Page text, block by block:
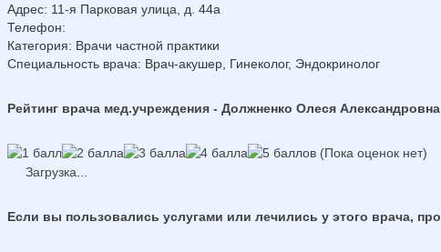
Адрес: 11-я Парковая улица, д. 44а
Телефон:
Категория: Врачи частной практики
Специальность врача: Врач-акушер, Гинеколог, Эндокринолог
Рейтинг врача мед.учреждения - Должненко Олеся Александровна
(Пока оценок нет)
Загрузка...
Если вы пользовались услугами или лечились у этого врача,